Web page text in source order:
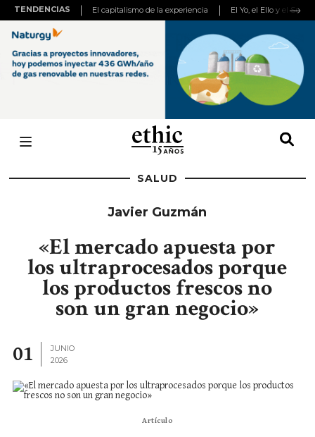
TENDENCIAS El capitalismo de la experiencia El Yo, el Ello y el
SALUD
Javier Guzmán
«El mercado apuesta por
los ultraprocesados porque
los productos frescos no
son un gran negocio»
01
JUNIO
2026
Artículo